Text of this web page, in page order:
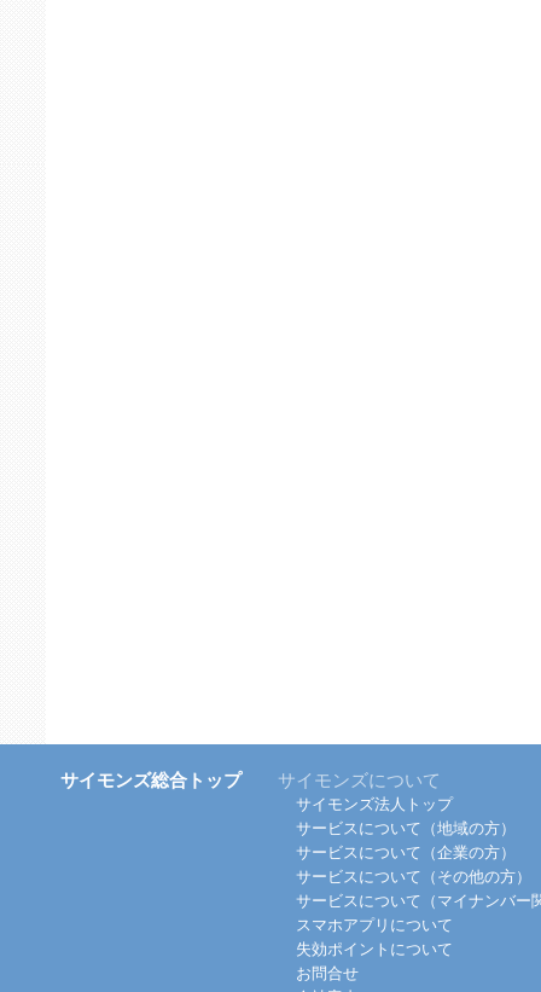
サイモンズ総合トップ サイモンズについて
サイモンズ法人トップ
サービスについて（地域の方）
サービスについて（企業の方）
サービスについて（その他の方）
サービスについて（マイナンバー
スマホアプリについて
失効ポイントについて
お問合せ